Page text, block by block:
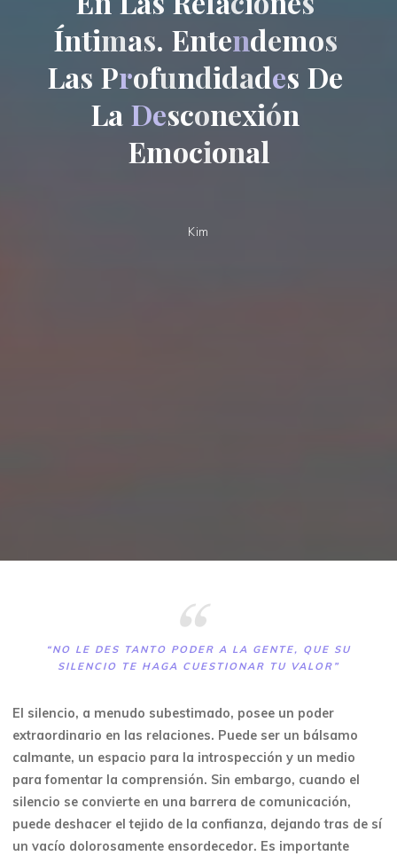
Íntimas. Entendemos
Las Profundidades De
La Desconexión
Emocional
Kim
“NO LE DES TANTO PODER A LA GENTE, QUE SU
SILENCIO TE HAGA CUESTIONAR TU VALOR”
El silencio, a menudo subestimado, posee un poder
extraordinario en las relaciones. Puede ser un bálsamo
calmante, un espacio para la introspección y un medio
para fomentar la comprensión. Sin embargo, cuando el
silencio se convierte en una barrera de comunicación,
puede deshacer el tejido de la confianza, dejando tras de sí
un vacío dolorosamente ensordecedor. Es importante